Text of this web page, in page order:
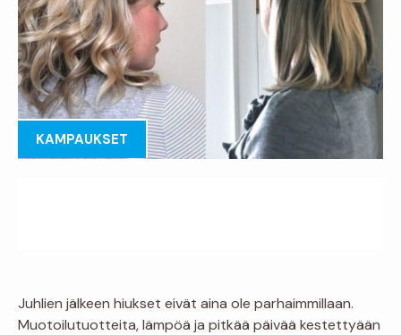
KAMPAUKSET
Juhlien jälkeen hiukset eivät aina ole parhaimmillaan.
Muotoilutuotteita, lämpöä ja pitkää päivää kestettyään